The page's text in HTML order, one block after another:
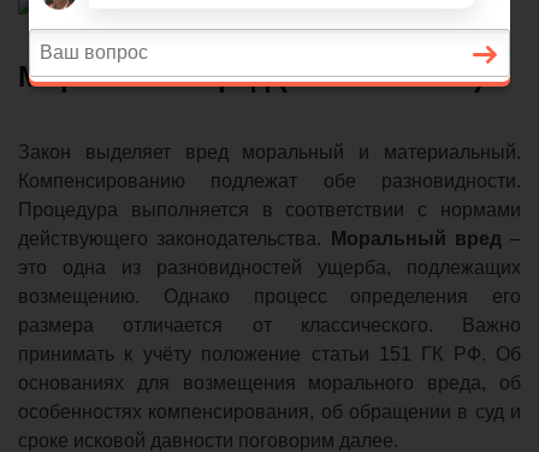
Моральный вред (ст. 151 ГК РФ)
Закон выделяет вред моральный и материальный.
Компенсированию подлежат обе разновидности.
Процедура выполняется в соответствии с нормами
действующего законодательства.
Моральный вред –
это одна из разновидностей ущерба, подлежащих
возмещению. Однако процесс определения его
размера отличается от классического. Важно
принимать к учёту положение статьи 151 ГК РФ. Об
основаниях для возмещения морального вреда, об
особенностях компенсирования, об обращении в суд и
сроке исковой давности поговорим далее.